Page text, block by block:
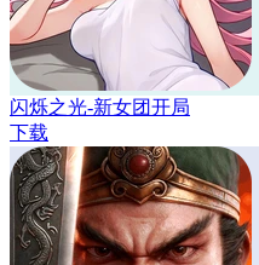
闪烁之光-新女团开局
下载